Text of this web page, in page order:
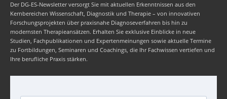
Der DG-ES-Newsletter versorgt Sie mit aktuellen Erkenntnissen aus den
Kernbereichen Wissenschaft, Diagnostik und Therapie – von innovativen
Forschungsprojekten über praxisnahe Diagnoseverfahren bis hin zu
modernsten Therapieansätzen. Erhalten Sie exklusive Einblicke in neue
Studien, Fachpublikationen und Expertenmeinungen sowie aktuelle Termine
zu Fortbildungen, Seminaren und Coachings, die Ihr Fachwissen vertiefen und
Ihre berufliche Praxis stärken.